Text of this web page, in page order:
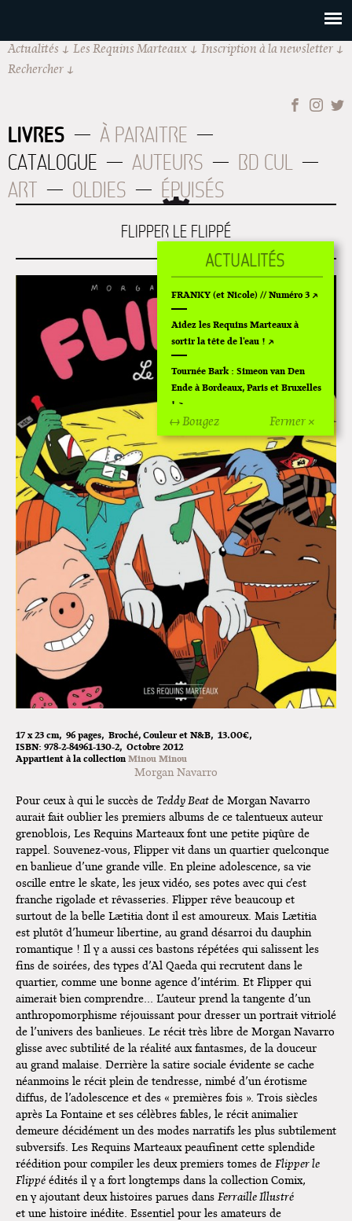
Actualités Les Requins Marteaux
Inscription à la newsletter
Rechercher
LIVRES
À PARAITRE
CATALOGUE
AUTEURS
BD CUL
ART
OLDIES ÉPUISÉS
FLIPPER LE FLIPPÉ
17 x 23 cm 96 pages Broché Couleur et N&B 13.00€
ISBN: 978-2-84961-130-2 Octobre 2012
Appartient à la collection Minou Minou
Morgan Navarro
Pour ceux à qui le succès de Teddy Beat de Morgan Navarro
aurait fait oublier les premiers albums de ce talentueux auteur
grenoblois, Les Requins Marteaux font une petite piqûre de
rappel. Souvenez-vous, Flipper vit dans un quartier quelconque
en banlieue d’une grande ville. En pleine adolescence, sa vie
oscille entre le skate, les jeux vidéo, ses potes avec qui c’est
franche rigolade et rêvasseries. Flipper rêve beaucoup et
surtout de la belle Lætitia dont il est amoureux. Mais Lætitia
est plutôt d’humeur libertine, au grand désarroi du dauphin
romantique ! Il y a aussi ces bastons répétées qui salissent les
fins de soirées, des types d’Al Qaeda qui recrutent dans le
quartier, comme une bonne agence d’intérim. Et Flipper qui
aimerait bien comprendre… L’auteur prend la tangente d’un
anthropomorphisme réjouissant pour dresser un portrait vitriolé
de l’univers des banlieues. Le récit très libre de Morgan Navarro
glisse avec subtilité de la réalité aux fantasmes, de la douceur
au grand malaise. Derrière la satire sociale évidente se cache
néanmoins le récit plein de tendresse, nimbé d’un érotisme
diffus, de l’adolescence et des « premières fois ». Trois siècles
après La Fontaine et ses célèbres fables, le récit animalier
demeure décidément un des modes narratifs les plus subtilement
subversifs. Les Requins Marteaux peaufinent cette splendide
réédition pour compiler les deux premiers tomes de Flipper le
Flippé édités il y a fort longtemps dans la collection Comix,
en y ajoutant deux histoires parues dans Ferraille Illustré
et une histoire inédite. Essentiel pour les amateurs de
Fermer ×
↔ Bougez
FRANKY (et Nicole) // Numéro 3
Aidez les Requins Marteaux à
sortir la tête de l'eau !
Tournée Bark : Simeon van Den
Ende à Bordeaux, Paris et Bruxelles
!
Off Of Off d'Angoulême 2024
Superette de noël à Pola
L'exposition de Fungirl à
Montpellier !
Lancements de "Ras le bol" de
Cardon
Exposition "Fungirl : Funeral
Home" à Colomiers
Tournée "Vulva Viking" : Elizabeth
Pich à Paris et Vincennes !
Dédicace de Gwénola Carrère à
Bruxelles